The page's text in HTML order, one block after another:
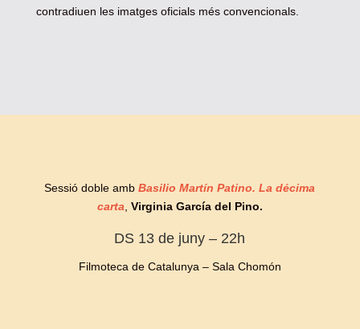
contradiuen les imatges oficials més convencionals.
Sessió doble amb Basilio Martín Patino. La décima
carta Virginia García del Pino.
DS 13 de juny – 22h
Filmoteca de Catalunya – Sala Chomón